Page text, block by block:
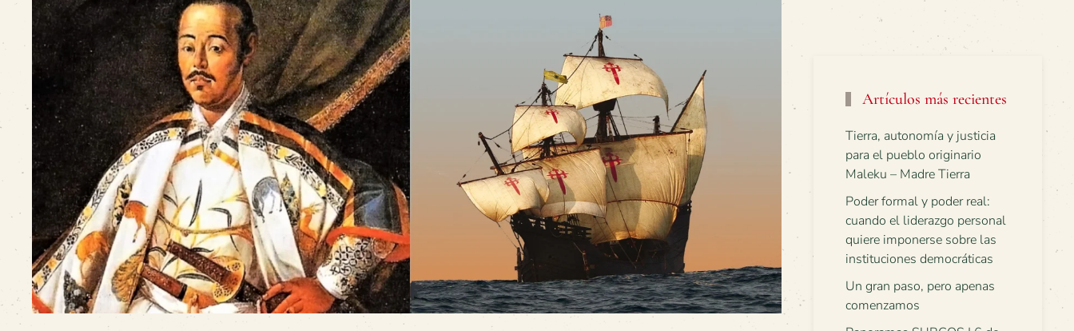
Artículos más recientes
Tierra, autonomía y justicia
para el pueblo originario
Maleku – Madre Tierra
Poder formal y poder real:
cuando el liderazgo personal
quiere imponerse sobre las
instituciones democráticas
Un gran paso, pero apenas
comenzamos